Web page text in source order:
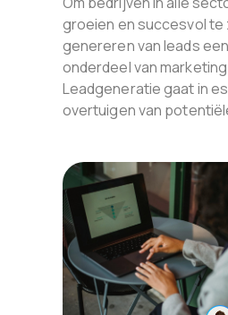
groeien en succesvol te
genereren van leads
onderdeel van
Leadgeneratie gaat in
overtuigen van